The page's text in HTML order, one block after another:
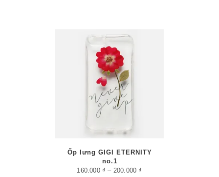
Ốp lưng GIGI ETERNITY
no.1
160.000 ₫ – 200.000 ₫